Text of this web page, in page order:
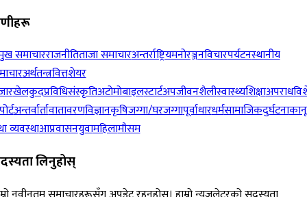
समाचारराजनीतिताजा समाचारअन्तर्राष्ट्रियमनोरञ्जनविचारपर्यटनस्थानीय
अर्थतन्त्रवित्तशेयर
खेलकुदप्रविधिसंस्कृतिअटोमोबाइलस्टार्टअपजीवनशैलीस्वास्थ्यशिक्षाअपराध
अन्तर्वार्तावातावरणविज्ञानकृषिजग्गा/घरजग्गापूर्वाधारधर्मसामाजिकदुर्घटना
व्यवस्थाआप्रवासनयुवामहिलामौसम
लिनुहोस्